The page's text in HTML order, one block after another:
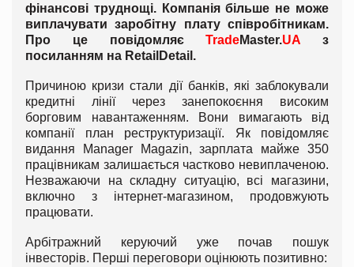
фінансові труднощі. Компанія більше не може
виплачувати заробітну плату співробітникам.
Про це повідомляєTradeMaster.UA з
посиланням на RetailDetail .
Причиною кризи стали дії банків, які заблокували
кредитні лінії через занепокоєння високим
борговим навантаженням. Вони вимагають від
компанії план реструктуризації. Як повідомляє
видання Manager Magazin, зарплата майже 350
працівникам залишається частково невиплаченою.
Незважаючи на складну ситуацію, всі магазини,
включно з інтернет-магазином, продовжують
працювати.
Арбітражний керуючий уже почав пошук
інвесторів. Перші переговори оцінюють позитивно: